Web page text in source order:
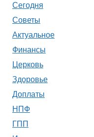
Сегодня
Советы
Актуальное
Финансы
Церковь
Здоровье
Доплаты
НПФ
ГПП